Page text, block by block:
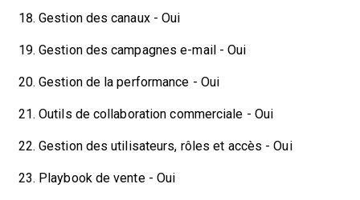
Gestion des canaux - Oui
Gestion des campagnes e-mail - Oui
Gestion de la performance - Oui
Outils de collaboration commerciale - Oui
Gestion des utilisateurs, rôles et accès - Oui
Playbook de vente - Oui